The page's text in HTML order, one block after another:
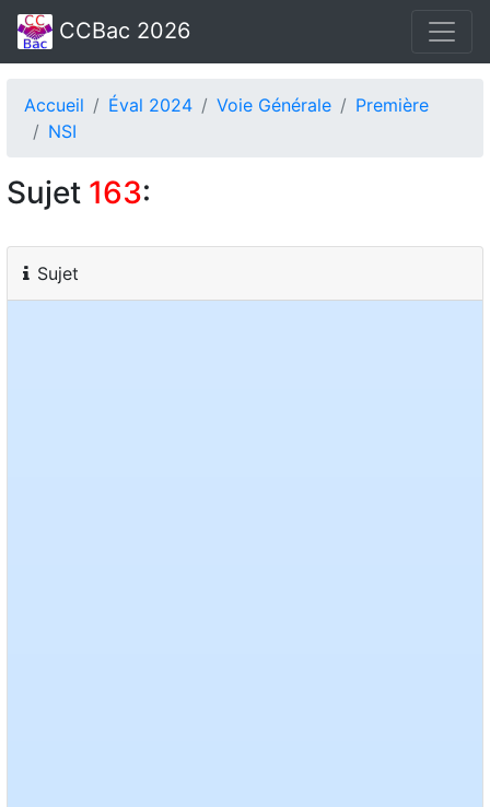
CCBac 2026
Accueil Éval 2024 Voie Générale
Première
NSI
Sujet 163:
Sujet